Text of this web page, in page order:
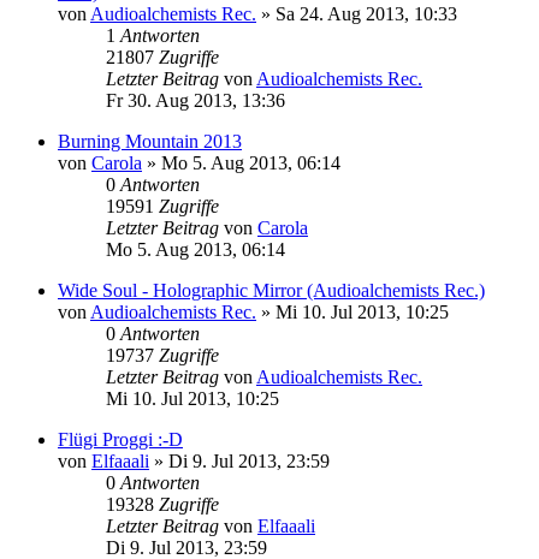
von Audioalchemists Rec. » Sa 24. Aug 2013, 10:33
1 Antworten
21807 Zugriffe
Letzter Beitrag von Audioalchemists Rec.
Fr 30. Aug 2013, 13:36
Burning Mountain 2013
von Carola » Mo 5. Aug 2013, 06:14
0 Antworten
19591 Zugriffe
Letzter Beitrag von Carola
Mo 5. Aug 2013, 06:14
Wide Soul - Holographic Mirror (Audioalchemists Rec.)
von Audioalchemists Rec. » Mi 10. Jul 2013, 10:25
0 Antworten
19737 Zugriffe
Letzter Beitrag von Audioalchemists Rec.
Mi 10. Jul 2013, 10:25
Flügi Proggi :-D
von Elfaaali » Di 9. Jul 2013, 23:59
0 Antworten
19328 Zugriffe
Letzter Beitrag von Elfaaali
Di 9. Jul 2013, 23:59